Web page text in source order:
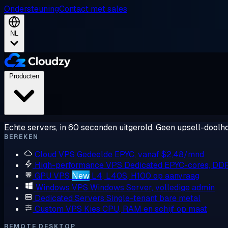
OndersteuningContact met sales
NL
Echte servers, in 60 seconden uitgerold. Geen upsell-
BEREKEN
Cloud VPS Gedeelde EPYC, vanaf $2,48/mnd
High-performance VPS Dedicated EPYC-cores,
GPU VPS New L4, L40S, H100 op aanvraag
Windows VPS Windows Server, volledige admin
Dedicated Servers Single-tenant bare metal
Custom VPS Kies CPU, RAM en schijf op maat